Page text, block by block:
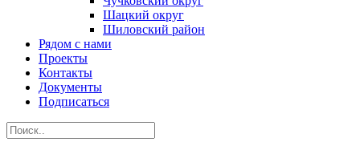
Шацкий округ
Шиловский район
Рядом с нами
Проекты
Контакты
Документы
Подписаться